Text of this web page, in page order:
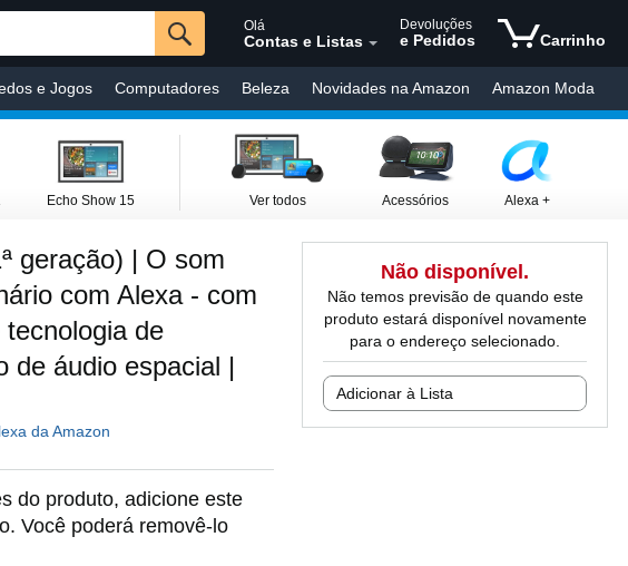
Olá
Contas e Listas
Devoluções
e Pedidos Carrinho
e Jogos Computadores Beleza Novidades na Amazon Amazon Moda
eBooks Kindle Atendimento ao Cliente
Echo Show 15 Ver todos Acessórios Alexa +
Não disponível.
Não temos previsão de quando este
produto estará disponível novamente
para o endereço selecionado.
Adicionar à Lista
geração) | O som
com Alexa - com
de
de áudio espacial |
da Amazon
do produto, adicione este
Você poderá removê-lo